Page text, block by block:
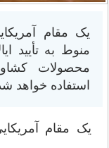
یک مقام
منوط به تأیید
محصولات
استفاده خواهد